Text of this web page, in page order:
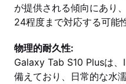
が提供される傾向にあり
24程度まで対応する可能
物理的耐久性:
Galaxy Tab S10 Plusは
備えており、日常的な水